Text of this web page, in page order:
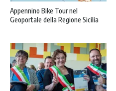
Appennino Bike Tour nel
Geoportale della Regione Sicilia